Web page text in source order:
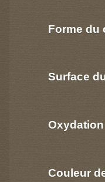
Forme du
Surface
Couleur